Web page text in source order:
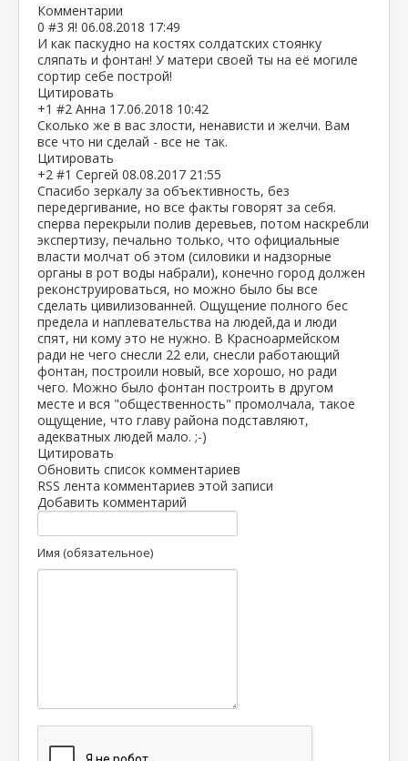
Комментарии
0 #3 Я! 06.08.2018 17:49
И как паскудно на костях солдатских стоянку
сляпать и фонтан! У матери своей ты на её могиле
сортир себе построй!
Цитировать
+1 #2 Анна 17.06.2018 10:42
Сколько же в вас злости, ненависти и желчи. Вам
все что ни сделай - все не так.
Цитировать
+2 #1 Сергей 08.08.2017 21:55
Спасибо зеркалу за объективность, без
передергивание, но все факты говорят за себя.
сперва перекрыли полив деревьев, потом наскребли
экспертизу, печально только, что официальные
власти молчат об этом (силовики и надзорные
органы в рот воды набрали), конечно город должен
реконструироваться, но можно было бы все
сделать цивилизованней. Ощущение полного бес
предела и наплевательства на людей,да и люди
спят, ни кому это не нужно. В Красноармейском
ради не чего снесли 22 ели, снесли работающий
фонтан, построили новый, все хорошо, но ради
чего. Можно было фонтан построить в другом
месте и вся "общественность" промолчала, такое
ощущение, что главу района подставляют,
адекватных людей мало. ;-)
Цитировать
Обновить список комментариев
RSS лента комментариев этой записи
Добавить комментарий
Имя (обязательное)